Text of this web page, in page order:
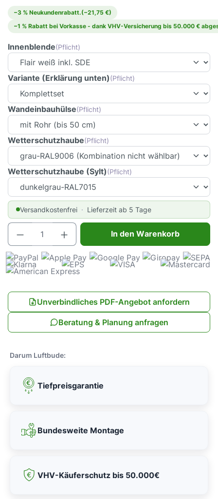
−3 % Neukundenrabatt.(−21,75 €)
−1 % Rabatt bei Vorkasse - dank VHV-Versicherung bis 50.000 €
Innenblende(Pflicht)
Variante (Erklärung unten)(Pflicht)
Wandeinbauhülse(Pflicht)
Wetterschutzhaube(Pflicht)
Wetterschutzhaube (Sylt)(Pflicht)
Versandkostenfrei Lieferzeit ab 5 Tage
Produkt Anzahl: Gib den gewünschten
In den Warenkorb
Unverbindliches PDF-Angebot anfordern
Beratung & Planung anfragen
Darum Luftbude:
Tiefpreisgarantie
Bundesweite Montage
VHV-Käuferschutz bis 50.000€